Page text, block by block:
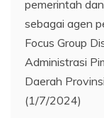
pemerintah
sebagai agen
Focus Group
Administrasi
Daerah
(1/7/2024)